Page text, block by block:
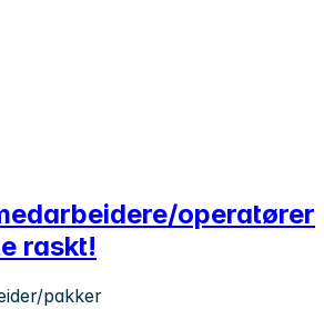
operatører
raskt!
pakker